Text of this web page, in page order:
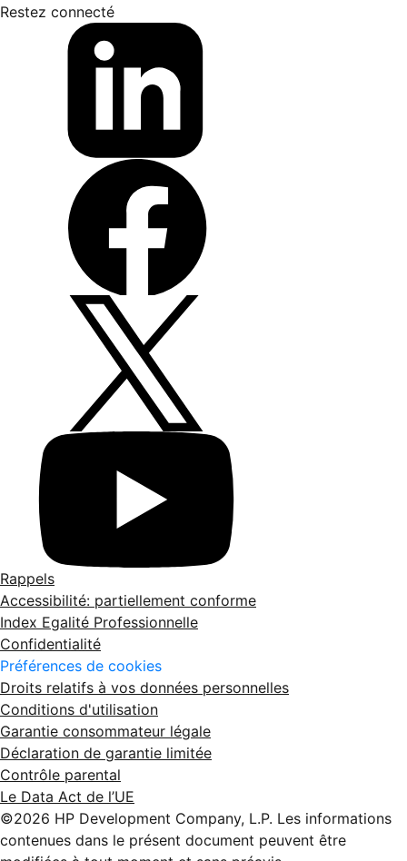
Restez connecté
Rappels
Accessibilité: partiellement conforme
Index Egalité Professionnelle
Confidentialité
Préférences de cookies
Droits relatifs à vos données personnelles
Conditions d'utilisation
Garantie consommateur légale
Déclaration de garantie limitée
Contrôle parental
Le Data Act de l’UE
©2026 HP Development Company, L.P. Les informations
contenues dans le présent document peuvent être